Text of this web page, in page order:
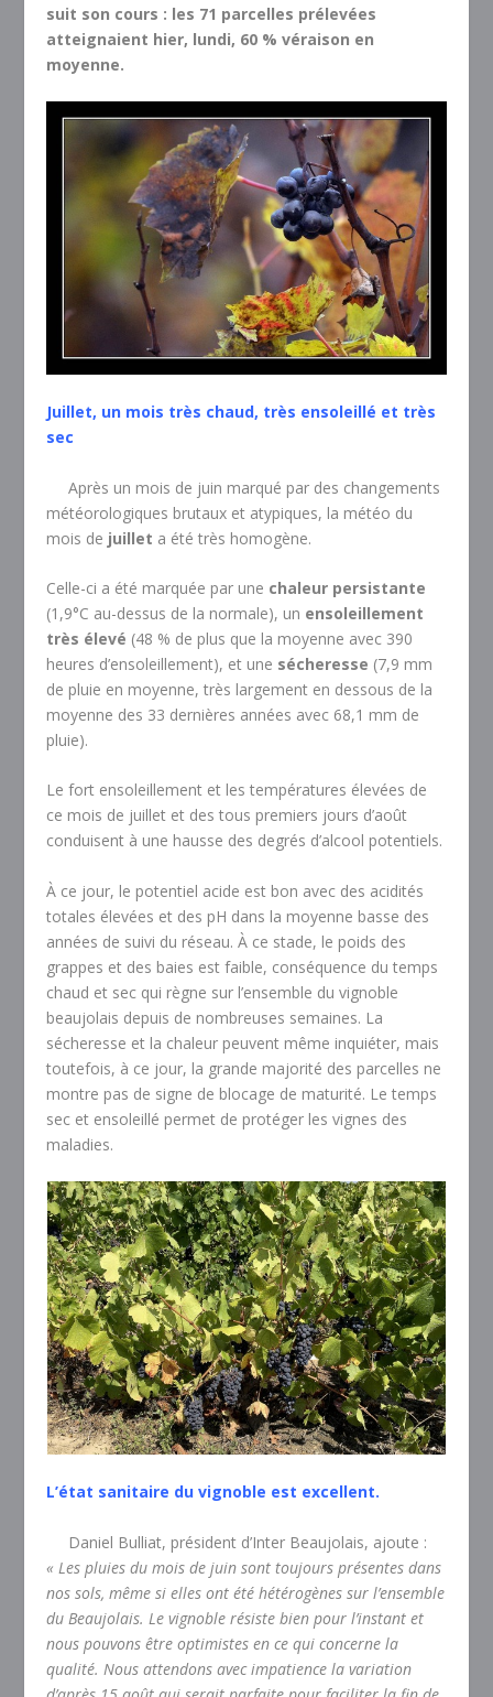
suit son cours : les 71 parcelles prélevées
atteignaient hier, lundi, 60 % véraison en
moyenne.
Juillet, un mois très chaud, très ensoleillé et très
sec
Après un mois de juin marqué par des changements
météorologiques brutaux et atypiques, la météo du
mois de juillet a été très homogène.
Celle-ci a été marquée par une chaleur persistante
(1,9°C au-dessus de la normale), un ensoleillement
très élevé (48 % de plus que la moyenne avec 390
heures d’ensoleillement), et une sécheresse (7,9 mm
de pluie en moyenne, très largement en dessous de la
moyenne des 33 dernières années avec 68,1 mm de
pluie).
Le fort ensoleillement et les températures élevées de
ce mois de juillet et des tous premiers jours d’août
conduisent à une hausse des degrés d’alcool potentiels.
À ce jour, le potentiel acide est bon avec des acidités
totales élevées et des pH dans la moyenne basse des
années de suivi du réseau. À ce stade, le poids des
grappes et des baies est faible, conséquence du temps
chaud et sec qui règne sur l’ensemble du vignoble
beaujolais depuis de nombreuses semaines. La
sécheresse et la chaleur peuvent même inquiéter, mais
toutefois, à ce jour, la grande majorité des parcelles ne
montre pas de signe de blocage de maturité. Le temps
sec et ensoleillé permet de protéger les vignes des
maladies.
L’état sanitaire du vignoble est excellent.
Daniel Bulliat, président d’Inter Beaujolais, ajoute :
« Les pluies du mois de juin sont toujours présentes dans
nos sols, même si elles ont été hétérogènes sur l’ensemble
du Beaujolais. Le vignoble résiste bien pour l’instant et
nous pouvons être optimistes en ce qui concerne la
qualité. Nous attendons avec impatience la variation